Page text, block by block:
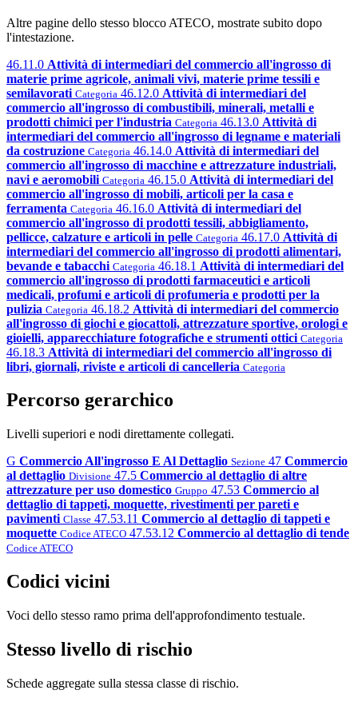
Altre pagine dello stesso blocco ATECO, mostrate subito dopo
l'intestazione.
46.11.0 Attività di intermediari del commercio all'ingrosso di
materie prime agricole, animali vivi, materie prime tessili e
semilavorati Categoria 46.12.0 Attività di intermediari del
commercio all'ingrosso di combustibili, minerali, metalli e
prodotti chimici per l'industria Categoria 46.13.0 Attività di
intermediari del commercio all'ingrosso di legname e materiali
da costruzione Categoria 46.14.0 Attività di intermediari del
commercio all'ingrosso di macchine e attrezzature industriali,
navi e aeromobili Categoria 46.15.0 Attività di intermediari del
commercio all'ingrosso di mobili, articoli per la casa e
ferramenta Categoria 46.16.0 Attività di intermediari del
commercio all'ingrosso di prodotti tessili, abbigliamento,
pellicce, calzature e articoli in pelle Categoria 46.17.0 Attività di
intermediari del commercio all'ingrosso di prodotti alimentari,
bevande e tabacchi Categoria 46.18.1 Attività di intermediari del
commercio all'ingrosso di prodotti farmaceutici e articoli
medicali, profumi e articoli di profumeria e prodotti per la
pulizia Categoria 46.18.2 Attività di intermediari del commercio
all'ingrosso di giochi e giocattoli, attrezzature sportive, orologi e
gioielli, apparecchiature fotografiche e strumenti ottici Categoria
46.18.3 Attività di intermediari del commercio all'ingrosso di
libri, giornali, riviste e articoli di cancelleria Categoria
Percorso gerarchico
Livelli superiori e nodi direttamente collegati.
G Commercio All'ingrosso E Al Dettaglio Sezione 47 Commercio
al dettaglio Divisione 47.5 Commercio al dettaglio di altre
attrezzature per uso domestico Gruppo 47.53 Commercio al
dettaglio di tappeti, moquette, rivestimenti per pareti e
pavimenti Classe 47.53.11 Commercio al dettaglio di tappeti e
moquette Codice ATECO 47.53.12 Commercio al dettaglio di tende
Codice ATECO
Codici vicini
Voci dello stesso ramo prima dell'approfondimento testuale.
Stesso livello di rischio
Schede aggregate sulla stessa classe di rischio.